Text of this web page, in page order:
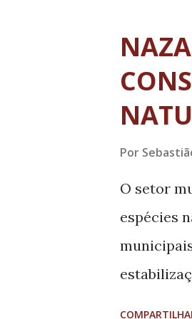
projeto ao
Por
O setor
espécies